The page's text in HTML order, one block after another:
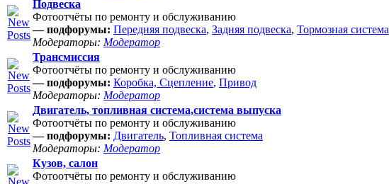
Подвеска
Фотоотчёты по ремонту и обслуживанию
— подфорумы: Передняя подвеска, Задняя подвеска, Тормозная система
Модераторы: Модератор
Трансмиссия
Фотоотчёты по ремонту и обслуживанию
— подфорумы: Коробка, Сцепление, Привод
Модераторы: Модератор
Двигатель, топливная система,система выпуска
Фотоотчёты по ремонту и обслуживанию
— подфорумы: Двигатель, Топливная система
Модераторы: Модератор
Кузов, салон
Фотоотчёты по ремонту и обслуживанию